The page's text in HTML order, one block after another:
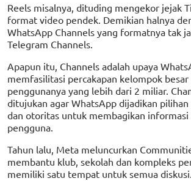
Reels misalnya, dituding mengekor jejak
format video pendek. Demikian halnya
WhatsApp Channels yang formatnya tak
Telegram Channels.
Apapun itu, Channels adalah upaya
memfasilitasi percakapan kelompok besar
penggunanya yang lebih dari 2 miliar.
ditujukan agar WhatsApp dijadikan
dan otoritas untuk membagikan informasi
pengguna.
Tahun lalu, Meta meluncurkan
membantu klub, sekolah dan kompleks
memiliki satu tempat untuk semua diskusi.